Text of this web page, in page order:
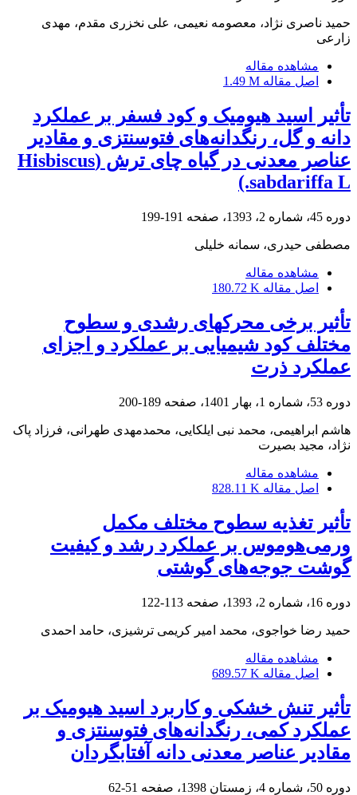
حمید ناصری نژاد، معصومه نعیمی، علی نخزری مقدم، مهدی
زارعی
مشاهده مقاله
اصل مقاله 1.49 M
تأثیر اسید هیومیک و کود فسفر بر عملکرد
دانه و گل، رنگدانه‌های فتوسنتزی و مقادیر
عناصر معدنی در گیاه چای ترش (Hisbiscus
sabdariffa L.)
دوره 45، شماره 2، 1393، صفحه 191-199
مصطفی حیدری، سمانه خلیلی
مشاهده مقاله
اصل مقاله 180.72 K
تأثیر برخی محرک‎های رشدی و سطوح
مختلف کود شیمیایی بر عملکرد و اجزای
عملکرد ذرت
دوره 53، شماره 1، بهار 1401، صفحه 189-200
هاشم ابراهیمی، محمد نبی ایلکایی، محمدمهدی طهرانی، فرزاد پاک
نژاد، مجید بصیرت
مشاهده مقاله
اصل مقاله 828.11 K
تأثیر تغذیه سطوح مختلف مکمل
ورمی‌هوموس بر عملکرد رشد و کیفیت
گوشت جوجه‌‌های گوشتی
دوره 16، شماره 2، 1393، صفحه 113-122
حمید رضا خواجوی، محمد امیر کریمی ترشیزی، حامد احمدی
مشاهده مقاله
اصل مقاله 689.57 K
تأثیر تنش خشکی و کاربرد اسید هیومیک بر
عملکرد کمی، رنگدانه‌های فتوسنتزی و
مقادیر عناصر معدنی دانه آفتابگردان
دوره 50، شماره 4، زمستان 1398، صفحه 51-62